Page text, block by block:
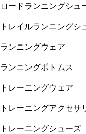
ロードランニングシュ
トレイルランニングシ
ランニングウェア
ランニングボトムス
トレーニングウェア
トレーニングアクセサ
トレーニングシューズ